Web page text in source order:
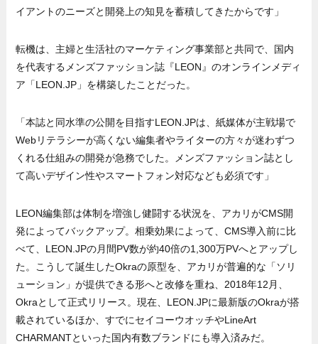
イアントのニーズと開発上の知見を蓄積してきたからです」
転機は、主婦と生活社のマーケティング事業部と共同で、国内
を代表するメンズファッション誌『LEON』のオンラインメディ
ア「LEON.JP」を構築したことだった。
「本誌と同水準の公開を目指すLEON.JPは、紙媒体が主戦場で
Webリテラシーが高くない編集者やライターの方々が迷わずつ
くれる仕組みの開発が急務でした。メンズファッション誌とし
て高いデザイン性やスマートフォン対応なども必須です」
LEON編集部は体制を増強し健闘する状況を、アカリがCMS開
発によってバックアップ。相乗効果によって、CMS導入前に比
べて、LEON.JPの月間PV数が約40倍の1,300万PVへとアップし
た。こうして誕生したOkraの原型を、アカリが普遍的な「ソリ
ューション」が提供できる形へと改修を重ね、2018年12月、
Okraとして正式リリース。現在、LEON.JPに最新版のOkraが搭
載されているほか、すでにセイコーウオッチやLineArt
CHARMANTといった国内有数ブランドにも導入済みだ。